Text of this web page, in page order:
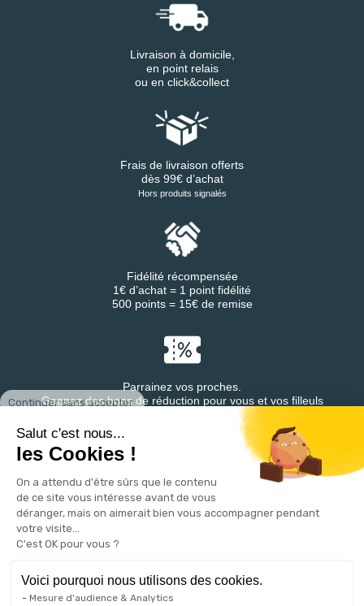
Continuer sans accepter
Salut c'est nous...
les Cookies !
On a attendu d'être sûrs que le contenu
de ce site vous intéresse avant de vous
déranger, mais on aimerait bien vous accompagner pendant
votre visite...
C'est OK pour vous ?
Voici pourquoi nous utilisons des cookies.
Mesure d'audience & Analytics
Livraison à domicile,
en point relais
ou en click&collect
Frais de livraison offerts
dès 99€ d’achat
Hors produits signalés
Fidélité récompensée
1€ d’achat = 1 point fidélité
500 points = 15€ de remise
Parrainez vos proches.
Gagnez des bons de réduction pour vous et vos filleuls
Retrouvez DESTINEA® sur